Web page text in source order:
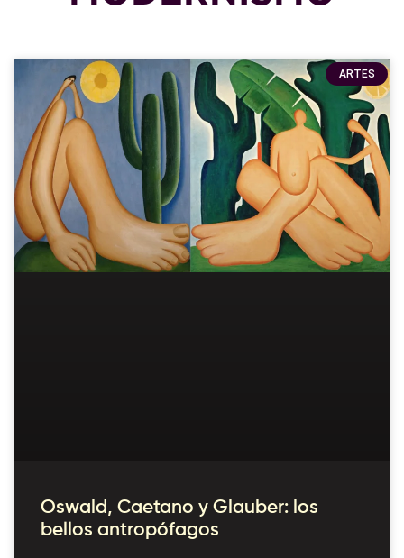
ARTES
Oswald, Caetano y Glauber: los
bellos antropófagos